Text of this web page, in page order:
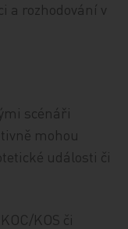
a rozhodování v
scénáři
mohou
události či
KOS či